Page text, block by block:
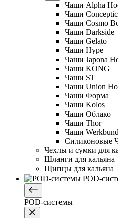
Чаши Alpha
Чаши
Чаши Cosmo
Чаши Darkside
Чаши Gelato
Чаши Hype
Чаши Japona
Чаши KONG
Чаши ST
Чаши Union
Чаши Форма
Чаши Kolos
Чаши Облако
Чаши Thor
Чаши Werkbund
Силиконовые
Чехлы и сумки для
Шланги для кальяна
Щипцы для кальяна
POD-
POD-системы